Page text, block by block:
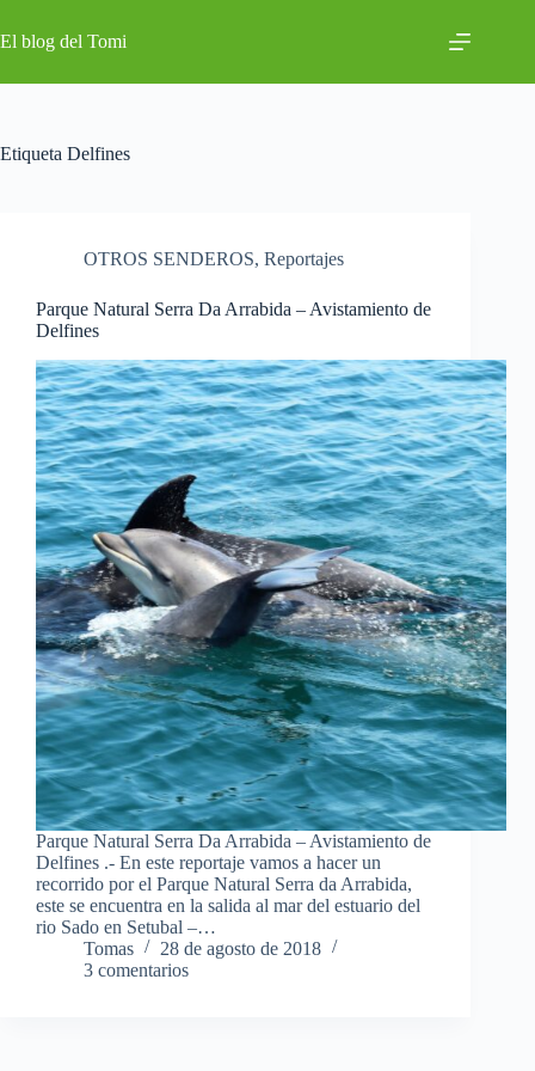
al
contenido
El blog del Tomi
Etiqueta Delfines
OTROS SENDEROS, Reportajes
Parque Natural Serra Da Arrabida – Avistamiento de
Delfines
Parque Natural Serra Da Arrabida – Avistamiento de
Delfines .- En este reportaje vamos a hacer un
recorrido por el Parque Natural Serra da Arrabida,
este se encuentra en la salida al mar del estuario del
rio Sado en Setubal –…
Tomas
28 de agosto de 2018
3 comentarios